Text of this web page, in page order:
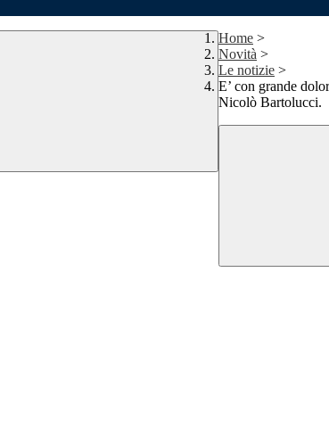
Home >
Novità >
Le notizie >
E’ con grande
Nicolò Bartolucci.